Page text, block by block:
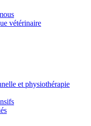
vétérinaire
et physiothérapie